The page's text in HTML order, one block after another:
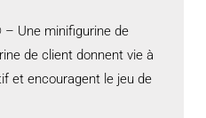
Une minifigurine de
de client donnent vie à
et encouragent le jeu de